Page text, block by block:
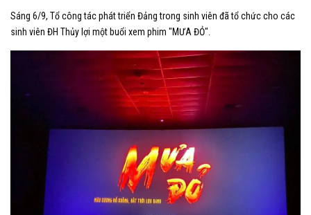
Sáng 6/9, Tổ công tác phát triển Đảng trong sinh viên đã tổ chức cho các
sinh viên ĐH Thủy lợi một buổi xem phim "MƯA ĐỎ".